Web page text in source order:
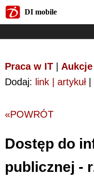
DI mobile
Praca w IT Aukcje
Dodaj: link | artykuł|
«POWRÓT
Dostęp do
publicznej -
DI mobile